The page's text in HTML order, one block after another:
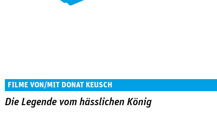
FILME VON/MIT DONAT KEUSCH
Die Legende vom hässlichen König